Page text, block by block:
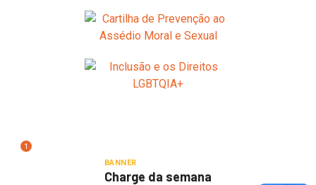
1
BANNER
Charge da semana